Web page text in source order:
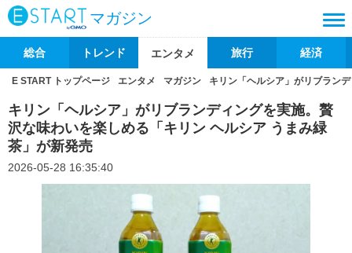
マガジン
総合 トレンド エンタメ 旅行 経済
E START トップページ エンタメ マガジン キリン「ヘルシア」がリブラン
キリン「ヘルシア」がリブランディングを実施。贅
沢な味わいを楽しめる「キリン ヘルシア うまみ緑
茶」が新発売
2026-05-28 16:35:40